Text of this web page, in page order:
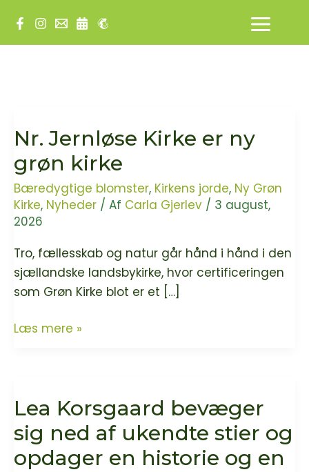
indholdet
Nr. Jernløse Kirke er ny
grøn kirke
Bæredygtige blomster, Kirkens jorde, Ny Grøn
Kirke, Nyheder / Af Carla Gjerlev / 3 august,
2026
Tro, fællesskab og natur går hånd i hånd i den
sjællandske landsbykirke, hvor certificeringen
som Grøn Kirke blot er et […]
Nr.
ny
grøn
kirke
Læs mere »
Lea Korsgaard bevæger
sig ned af ukendte stier og
opdager en historie og en